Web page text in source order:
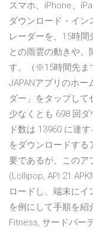
スマホ、iPhone、
ダウンロード・イン
レーダーを、15時
との雨雲の動きや、
す。（※15時間先ま
JAPANアプリのホ
ダー」をタップし
少なくとも 698 回
ド数は 13960 に達
をダウンロードす
要であるが、このア
(Lollipop, API 21
ロードし、端末にイ
を例にして手順を紹
Fitness, サードパー